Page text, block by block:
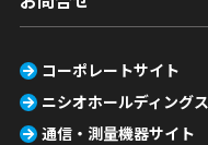
コーポレートサイト
ニシオホールディング
通信・測量機器サイト